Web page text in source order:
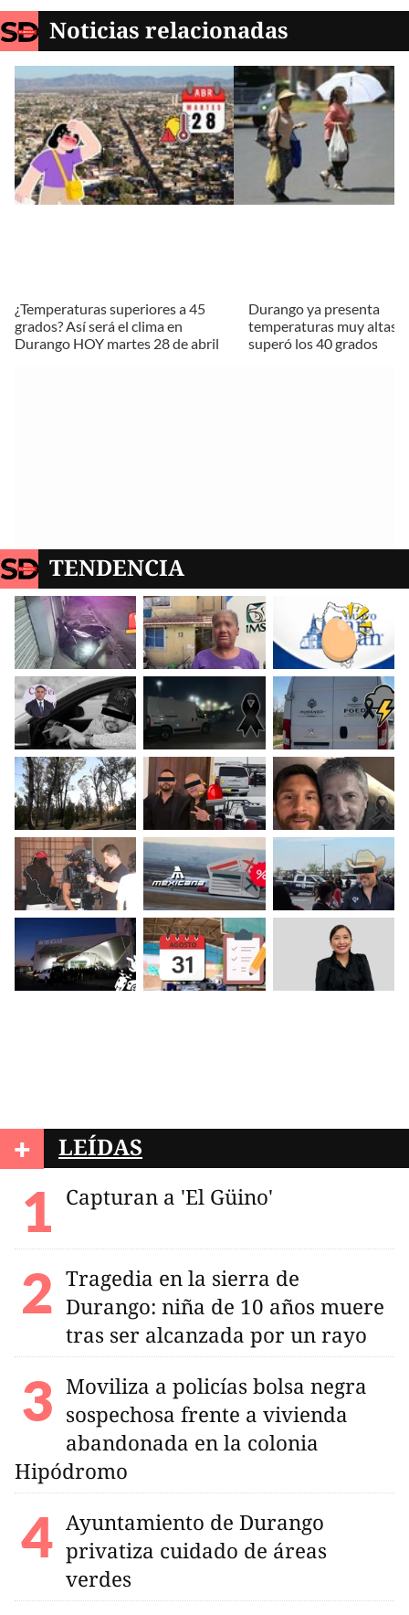
Noticias relacionadas
¿Temperaturas superiores a 45
grados? Así será el clima en
Durango HOY martes 28 de abril
Durango ya presenta
temperaturas muy altas;
superó los 40 grados
TENDENCIA
+ LEÍDAS
Capturan a 'El Güino'
Tragedia en la sierra de
Durango: niña de 10 años muere
tras ser alcanzada por un rayo
Moviliza a policías bolsa negra
sospechosa frente a vivienda
abandonada en la colonia
Hipódromo
Ayuntamiento de Durango
privatiza cuidado de áreas
verdes